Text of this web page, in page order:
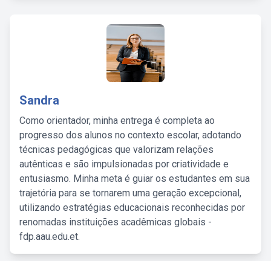
Sandra
Como orientador, minha entrega é completa ao
progresso dos alunos no contexto escolar, adotando
técnicas pedagógicas que valorizam relações
autênticas e são impulsionadas por criatividade e
entusiasmo. Minha meta é guiar os estudantes em sua
trajetória para se tornarem uma geração excepcional,
utilizando estratégias educacionais reconhecidas por
renomadas instituições acadêmicas globais -
fdp.aau.edu.et.